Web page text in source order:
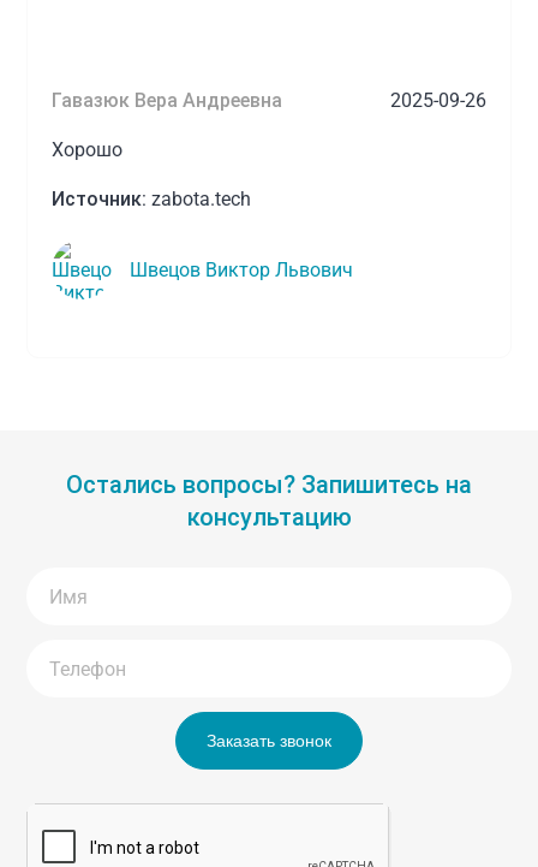
Гавазюк Вера Андреевна 2025-09-26
Хорошо
Источник: zabota.tech
Швецов Виктор Львович
Остались вопросы? Запишитесь на
консультацию
Заказать звонок